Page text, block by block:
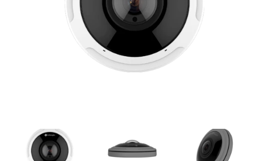
TILBEHØR TIL VIDEOOVERVÅGNING
KAMERA TIL NAS & SERVER
INSTALLATION
KONTAKT OS